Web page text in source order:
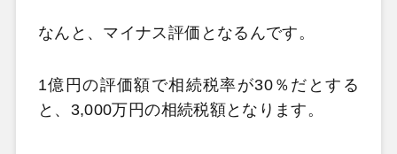
なんと、マイナス評価となるんです。
1億円の評価額で相続税率が30％だとする
と、3,000万円の相続税額となります。